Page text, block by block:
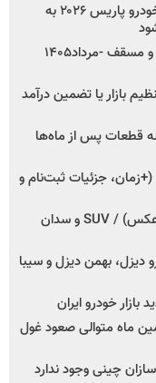
چینی‌ها به قلب اروپا رسیدند؛ نمایشگاه خودرو پاریس ۲۰۲۶ به
شروع فروش اقساطی زامیاد EX کمپرسی و مسقف -مرداد۱۴۰۵
۷۵ هزار خودرو در سال ۱۴۰۵؛ تنظیم بازار یا تضمین درآمد
قطعات پس از ماه‌ها
شروع فروش کوییک S سایپا -مرداد ۱۴۰۵ (+زمان، جزئیات ثبت‌نام و
کرمان موتور به دنبال ۲ محصول جدید (+عکس) / SUV و سدان
بهمن دیزل و سیبا
خودرو ایران
ماه متوالی صعود غول
چینی وجود ندارد